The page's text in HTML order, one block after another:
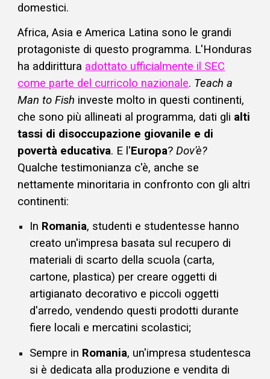
domestici.
Africa, Asia e America Latina sono le grandi
protagoniste di questo programma. L'Honduras
ha addirittura adottato ufficialmente il SEC
come parte del curricolo nazionale.​ Teach a
Man to Fish investe molto in questi continenti,
che sono più allineati al programma, dati gli alti
tassi di disoccupazione giovanile e di
povertà educativa. E l'Europa?Dov'è?
Qualche testimonianza c'è, anche se
nettamente minoritaria in confronto con gli altri
continenti:
In Romania, studenti e studentesse hanno
creato un'impresa basata sul recupero di
materiali di scarto della scuola (carta,
cartone, plastica) per creare oggetti di
artigianato decorativo e piccoli oggetti
d'arredo, vendendo questi prodotti durante
fiere locali e mercatini scolastici;
Sempre in Romania, un'impresa studentesca
si è dedicata alla produzione e vendita di